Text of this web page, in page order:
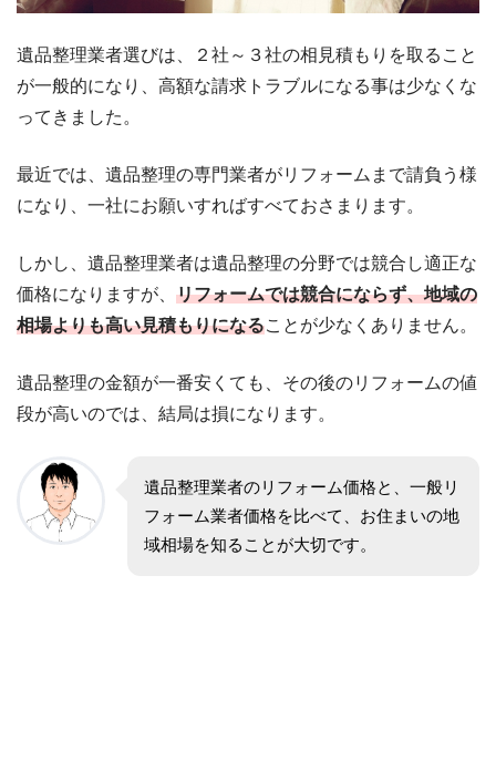
遺品整理業者選びは、２社～３社の相見積もりを取ること
が一般的になり、高額な請求トラブルになる事は少なくな
ってきました。
最近では、遺品整理の専門業者がリフォームまで請負う様
になり、一社にお願いすればすべておさまります。
しかし、遺品整理業者は遺品整理の分野では競合し適正な
価格になりますが、 リフォームでは競合にならず、地域の
相場よりも高い見積もりになることが少なくありません。
遺品整理の金額が一番安くても、その後のリフォームの値
段が高いのでは、結局は損になります。
遺品整理業者のリフォーム価格と、一般リ
フォーム業者価格を比べて、お住まいの地
域相場を知ることが大切です。